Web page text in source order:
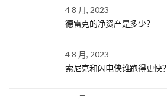
4 8 月, 2023
德雷克的净资产是多少？
4 8 月, 2023
索尼克和闪电侠谁跑得更快？